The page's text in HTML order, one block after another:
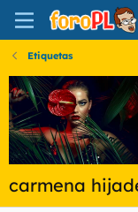
Etiquetas
carmena